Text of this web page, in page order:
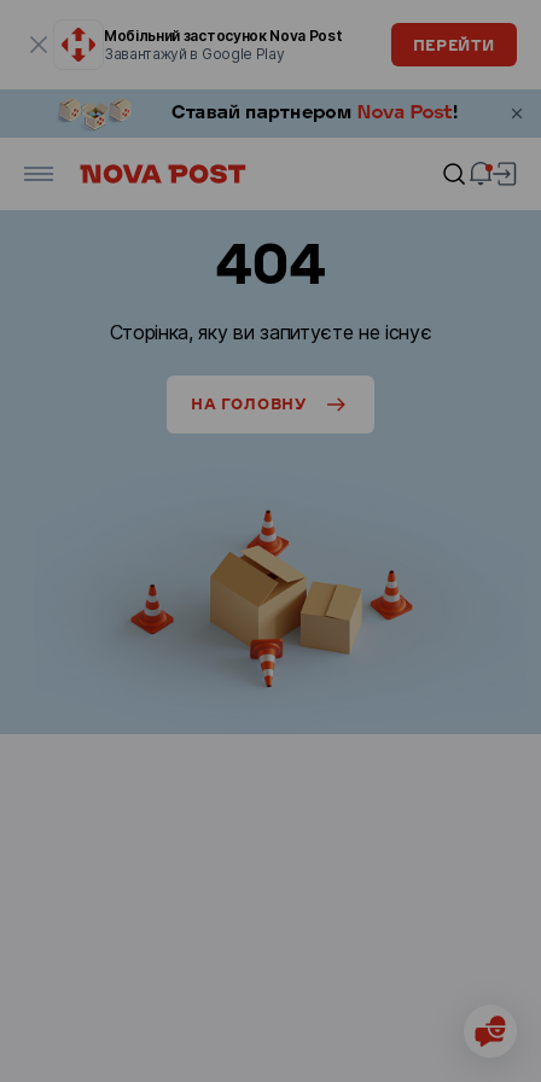
Мобільний застосунок Nova Post
Завантажуй в Google Play
ПЕРЕЙТИ
404
Сторінка, яку ви запитуєте не існує
НА ГОЛОВНУ